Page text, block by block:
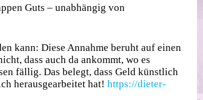
Guts – unabhängig von
kann: Diese Annahme beruht auf einen
dass auch da ankommt, wo es
fällig. Das belegt, dass Geld künstlich
herausgearbeitet hat! https://dieter-